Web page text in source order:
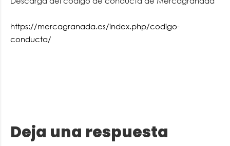
https://mercagranada.es/index.php/codigo-
conducta/
Deja una respuesta